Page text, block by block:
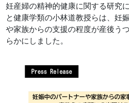
妊産婦の精神的健康に関する研究
と健康学類の小林道教授らは、妊
や家族からの支援の程度が産後う
らかにしました。